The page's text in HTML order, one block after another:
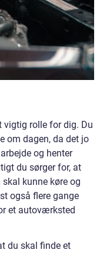
vigtig rolle for dig. Du
om dagen, da det jo
og henter
du sørger for, at
kunne køre og
også flere gange
et autoværksted
du skal finde et